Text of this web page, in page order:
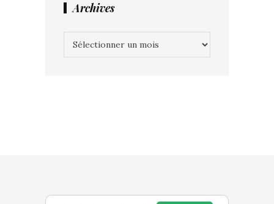
Archives